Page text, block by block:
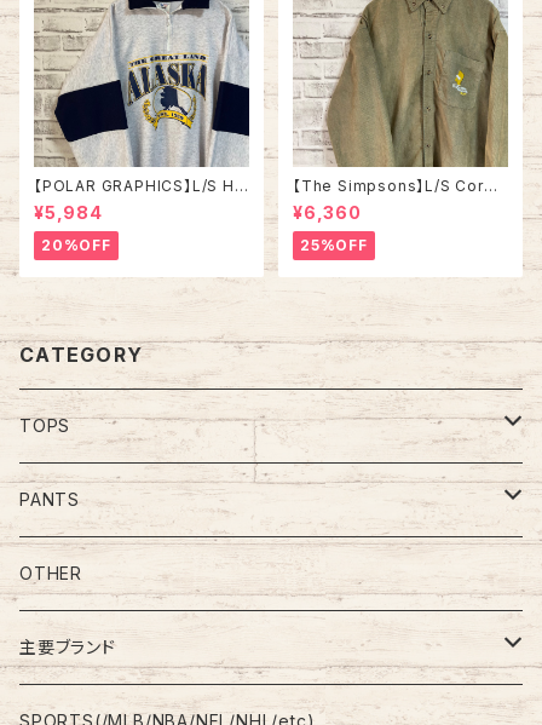
【POLAR GRAPHICS】L/S Hal
fZip Sweat XL Made in US
A 90s “ALASKA” スーベニア
ハーフジップスウェット トレーナ
ー アラスカ お土産モノ vintag
e ヴィンテージ アメリカ USA
¥5,984
20%OFF
【The Simpsons】L/S Cordu
roy Shirt L 2000s “Bart” ザ
•シンプソンズ コーデュロイ シ
ャツ ボタンダウン 長袖 キャラク
ター バート ワンポイントロゴ 刺
繍ロゴ Y2K USA アメリカ 古着
¥6,360
25%OFF
CATEGORY
TOPS
Tee
S/L Tee
Polo Shirt
Shirt
L/S
Sweatshirt
PANTS
Jeans/Denim
Work Pants
Shorts
OTHER
主要ブランド
adidas
SPORTS(/MLB/NBA/NFL/NHL/etc)